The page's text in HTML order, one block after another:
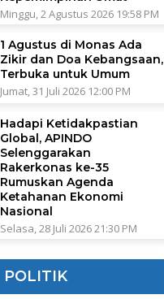
Minggu, 2 Agustus 2026 19:58 PM
1 Agustus di Monas Ada
Zikir dan Doa Kebangsaan,
Terbuka untuk Umum
Jumat, 31 Juli 2026 12:00 PM
Hadapi Ketidakpastian
Global, APINDO
Selenggarakan
Rakerkonas ke-35
Rumuskan Agenda
Ketahanan Ekonomi
Nasional
Selasa, 28 Juli 2026 21:30 PM
POLITIK